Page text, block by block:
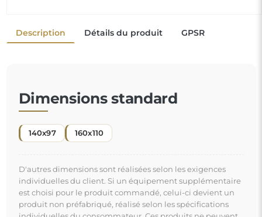
Description Détails du produit GPSR
Dimensions standard
140x97 160x110
D'autres dimensions sont réalisées selon les exigences
individuelles du client. Si un équipement supplémentaire
est choisi pour le produit commandé, celui-ci devient un
produit non préfabriqué, réalisé selon les spécifications